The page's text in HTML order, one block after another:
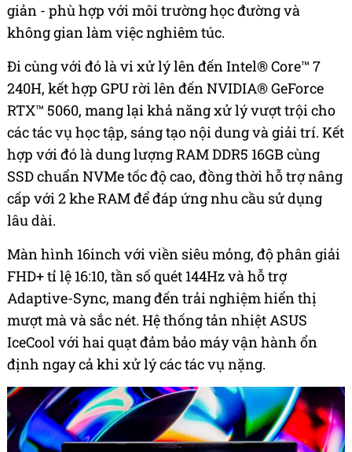
giản - phù hợp với môi trường học đường và
không gian làm việc nghiêm túc.
Đi cùng với đó là vi xử lý lên đến Intel® Core™ 7
240H, kết hợp GPU rời lên đến NVIDIA® GeForce
RTX™ 5060, mang lại khả năng xử lý vượt trội cho
các tác vụ học tập, sáng tạo nội dung và giải trí. Kết
hợp với đó là dung lượng RAM DDR5 16GB cùng
SSD chuẩn NVMe tốc độ cao, đồng thời hỗ trợ nâng
cấp với 2 khe RAM để đáp ứng nhu cầu sử dụng
lâu dài.
Màn hình 16inch với viền siêu mỏng, độ phân giải
FHD+ tỉ lệ 16:10, tần số quét 144Hz và hỗ trợ
Adaptive-Sync, mang đến trải nghiệm hiển thị
mượt mà và sắc nét. Hệ thống tản nhiệt ASUS
IceCool với hai quạt đảm bảo máy vận hành ổn
định ngay cả khi xử lý các tác vụ nặng.